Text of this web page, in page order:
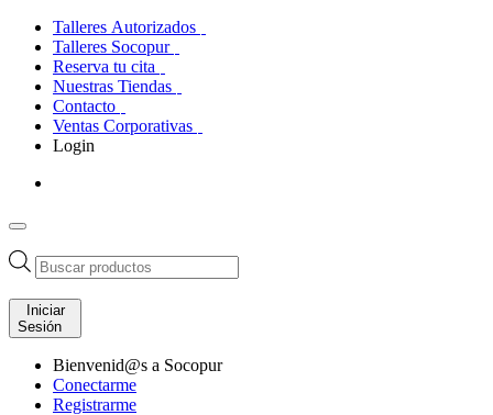
Talleres Autorizados
Talleres Socopur
Reserva tu cita
Nuestras Tiendas
Contacto
Ventas Corporativas
Login
Búsqueda
de
productos
Iniciar
Sesión
Bienvenid@s a Socopur
Conectarme
Registrarme